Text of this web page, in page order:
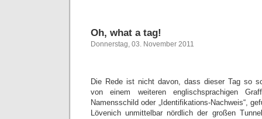
Oh, what a tag!
Donnerstag, 03. November 2011
Die Rede ist nicht davon, dass dieser Tag so
von einem weiteren englischsprachigen
Namensschild oder „Identifikations-Nachweis“,
Lövenich unmittelbar nördlich der großen